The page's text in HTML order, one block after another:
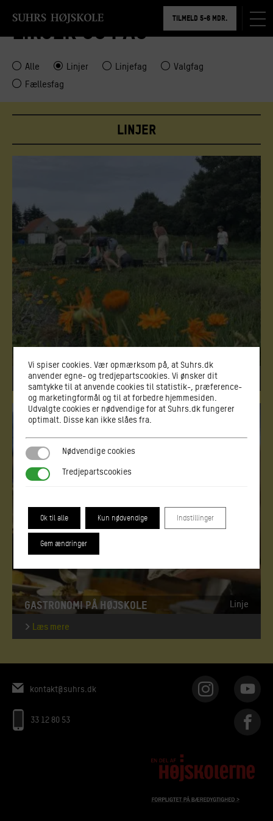
BOOK RUNDVISNING
LINJER OG FAG
Alle Linjer Linjefag
Valgfag
Fællesfag
Linjer
Læs mere
GASTRONOMI PÅ HØJSKOLE
Linje
Læs mere
kontakt@suhrs.dk
33 12 80 53
Vi spiser cookies. Vær opmærksom på, at Suhrs.dk
anvender egne- og tredjepartscookies. Vi ønsker dit
samtykke til at anvende cookies til statistik-, præference-
og marketingformål og til at forbedre hjemmesiden.
Udvalgte cookies er nødvendige for at Suhrs.dk fungerer
optimalt. Disse kan ikke slåes fra.
Nødvendige cookies
Nødvendige cookies
Tredjepartscookies
Tredjepartscookies
Ok til alle Kun nødvendige Indstillinger
Gem ændringer